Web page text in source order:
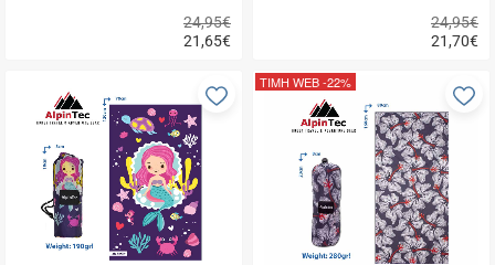
21,65€
24,95€
21,70€
24,95€
αγορά
Προσθήκη
αγαπημένα
ΤΙΜΗ WEB-22%